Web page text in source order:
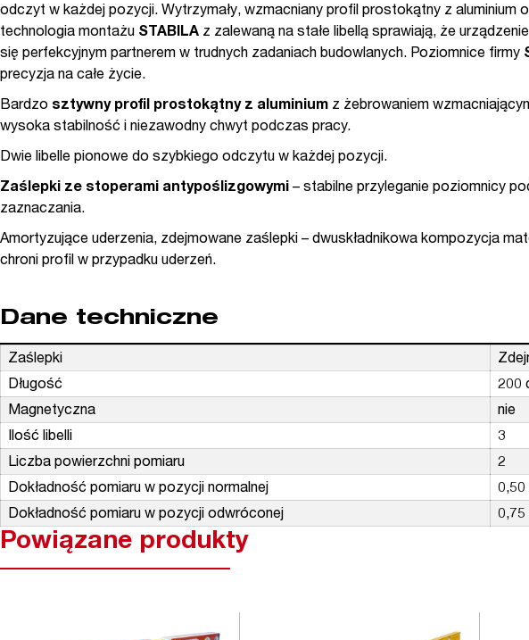
odczyt w każdej pozycji. Wytrzymały, wzmacniany profil prostokątny z aluminium
technologia montażu STABILA z zalewaną na stałe libellą sprawiają, że
się perfekcyjnym partnerem w trudnych zadaniach budowlanych. Poziomnice firmy
precyzja na całe życie.
Bardzo sztywny profil prostokątny z aluminium z żebrowaniem
wysoka stabilność i niezawodny chwyt podczas pracy.
Dwie libelle pionowe do szybkiego odczytu w każdej pozycji.
Zaślepki ze stoperami antypoślizgowymi – stabilne przyleganie poziomnicy
zaznaczania.
Amortyzujące uderzenia, zdejmowane zaślepki – dwuskładnikowa kompozycja
chroni profil w przypadku uderzeń.
Dane techniczne
Zaślepki
Długość
200
Magnetyczna
nie
Ilość libelli
3
Liczba powierzchni pomiaru
2
Dokładność pomiaru w pozycji normalnej
0,50
Dokładność pomiaru w pozycji odwróconej
0,75
Powiązane produkty